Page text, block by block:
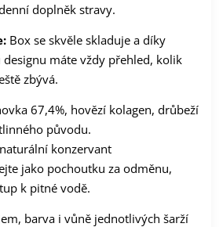
doplněk stravy.
Box se skvěle skladuje a díky
máte vždy přehled, kolik
zbývá.
67,4%, hovězí kolagen, drůbeží
původu.
naturální konzervant
jako pochoutku za odměnu,
k pitné vodě.
barva i vůně jednotlivých šarží